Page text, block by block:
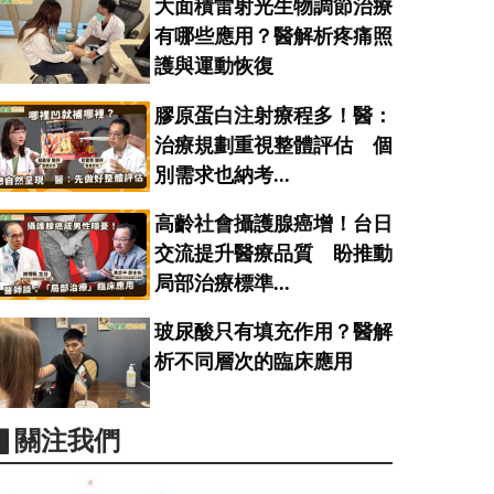
大面積雷射光生物調節治療
有哪些應用？醫解析疼痛照
護與運動恢復
膠原蛋白注射療程多！醫：
治療規劃重視整體評估 個
別需求也納考...
高齡社會攝護腺癌增！台日
交流提升醫療品質 盼推動
局部治療標準...
玻尿酸只有填充作用？醫解
析不同層次的臨床應用
注我們